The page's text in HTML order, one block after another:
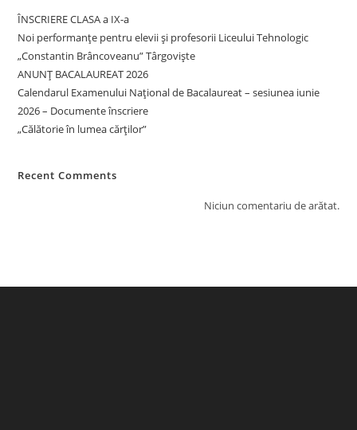
27
–
31.10.2025,
În
Chełm,
POLONIA
ÎNSCRIERE CLASA a IX-a
Noi performanțe pentru elevii și profesorii Liceului Tehnologic
„Constantin Brâncoveanu” Târgoviște
ANUNȚ BACALAUREAT 2026
Calendarul Examenului Național de Bacalaureat – sesiunea iunie
2026 – Documente înscriere
„Călătorie în lumea cărților”
Recent Comments
Niciun comentariu de arătat.